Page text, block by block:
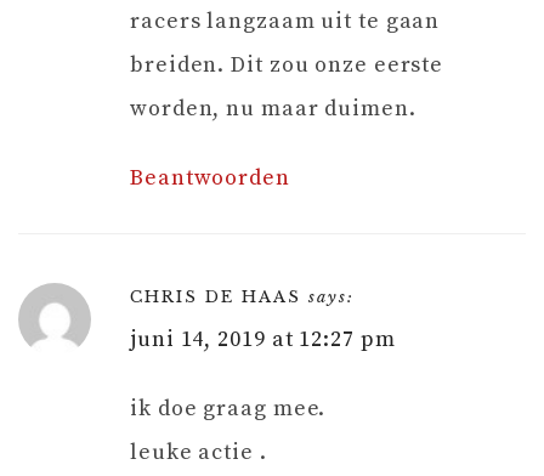
racers langzaam uit te gaan
breiden. Dit zou onze eerste
worden, nu maar duimen.
Beantwoorden
CHRIS DE HAAS says:
juni 14, 2019 at 12:27 pm
ik doe graag mee.
leuke actie .